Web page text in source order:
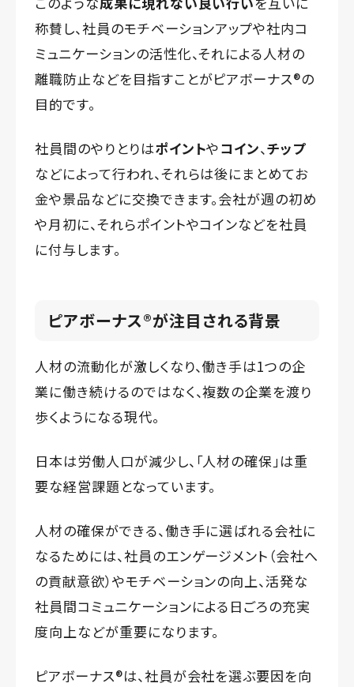
称賛し、社員のモチベーションアップや社内コ
ミュニケーションの活性化、それによる人材の
離職防止などを目指すことがピアボーナス®️の
目的です。
社員間のやりとりはポイントやコイン、チップ
などによって行われ、それらは後にまとめてお
金や景品などに交換できます。会社が週の初め
や月初に、それらポイントやコインなどを社員
に付与します。
ピアボーナス®️が注目される背景
人材の流動化が激しくなり、働き手は1つの企
業に働き続けるのではなく、複数の企業を渡り
歩くようになる現代。
日本は労働人口が減少し、「人材の確保」は重
要な経営課題となっています。
人材の確保ができる、働き手に選ばれる会社に
なるためには、社員のエンゲージメント（会社へ
の貢献意欲）やモチベーションの向上、活発な
社員間コミュニケーションによる日ごろの充実
度向上などが重要になります。
ピアボーナス®️は、社員が会社を選ぶ要因を向